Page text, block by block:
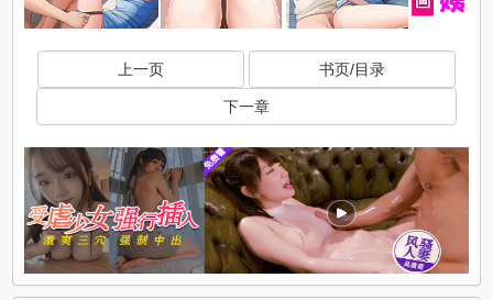
上一页 书页/目录
下一章